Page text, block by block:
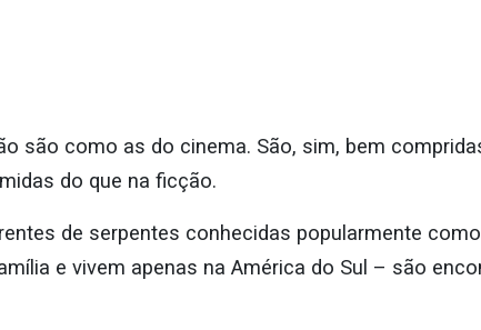
são como as do cinema. São, sim, bem
do que na ficção.
de serpentes conhecidas popularmente
e vivem apenas na América do Sul – são